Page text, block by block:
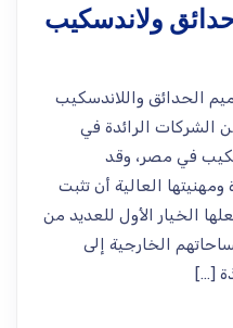
ولاندسكيب
الحدائق واللاندسكيب
الشركات الرائدة في
في مصر، وقد
العالية أن تثبت
الخيار الأول للعديد من
الخارجية إلى
[…]